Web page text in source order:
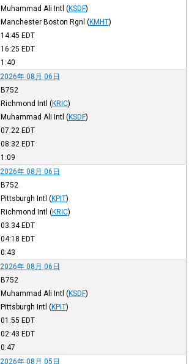
Muhammad Ali Intl (KSDF)
Manchester Boston Rgnl (KMHT)
14:45 EDT
16:25 EDT
1:40
2026年 08月 06日
B752
Richmond Intl (KRIC)
Muhammad Ali Intl (KSDF)
07:22 EDT
08:32 EDT
1:09
2026年 08月 06日
B752
Pittsburgh Intl (KPIT)
Richmond Intl (KRIC)
03:34EDT
04:18 EDT
0:43
2026年 08月 06日
B752
Muhammad Ali Intl (KSDF)
Pittsburgh Intl (KPIT)
01:55 EDT
02:43 EDT
0:47
2026年 08月 05日